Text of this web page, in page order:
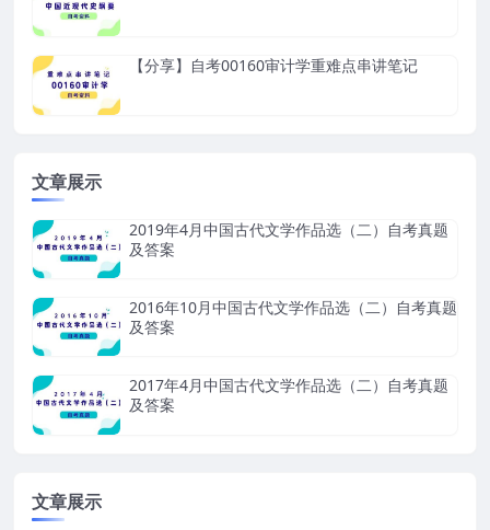
【分享】自考00160审计学重难点串讲笔记
文章展示
2019年4月中国古代文学作品选（二）自考真题
及答案
2016年10月中国古代文学作品选（二）自考真题
及答案
2017年4月中国古代文学作品选（二）自考真题
及答案
文章展示